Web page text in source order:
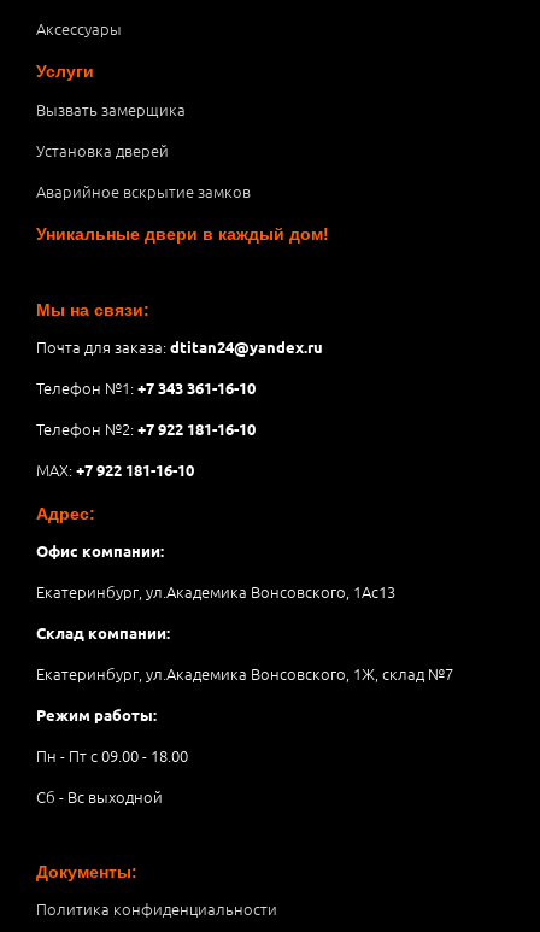
Аксессуары
Услуги
Вызвать замерщика
Установка дверей
Аварийное вскрытие замков
Уникальные двери в каждый дом!
Мы на связи:
Почта для заказа:dtitan24@yandex.ru
Телефон №1:+7 343 361-16-10
Телефон №2:+7 922 181-16-10
MAX:+7 922 181-16-10
Адрес:
Офис компании:
Екатеринбург, ул.Академика Вонсовского, 1Аc13
Склад компании:
Екатеринбург, ул.Академика Вонсовского, 1Ж, склад №7
Режим работы:
Пн - Пт с 09.00 - 18.00
Сб - Вс выходной
Документы:
Политика конфиденциальности